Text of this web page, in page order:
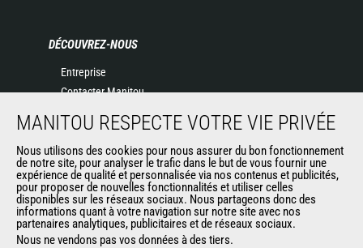
DÉCOUVREZ-NOUS
Entreprise
Contacter Manitou
Politique de protection des données
Evénements
Actualités
Historique
AUTRES SITES DU GROUPE
MANITOU RESPECTE VOTRE VIE PRIVÉE
Nous utilisons des cookies pour nous assurer du bon fonctionnement
de notre site, pour analyser le trafic dans le but de vous fournir une
expérience de qualité et personnalisée via nos contenus et publicités,
pour proposer de nouvelles fonctionnalités et utiliser celles
disponibles sur les réseaux sociaux. Nous partageons donc des
informations quant à votre navigation sur notre site avec nos
partenaires analytiques, publicitaires et de réseaux sociaux.
Nous ne vendons pas vos données à des tiers.